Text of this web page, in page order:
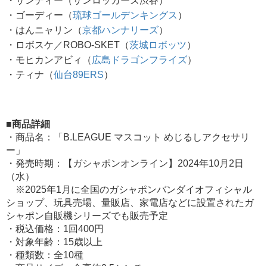
・ゴーディー（琉球ゴールデンキングス ）
・はんニャリン（京都ハンナリーズ）
・ロボスケ／ROBO-SKET（茨城ロボッツ）
・モヒカンアビィ（ 広島ドラゴンフライズ）
・ティナ（仙台89ERS）
■商品詳細
・商品名：「B.LEAGUE マスコット めじるしアクセサリ
ー」
・発売時期：【ガシャポンオンライン】2024年10月2日
（水）
※2025年1月に全国のガシャポンバンダイオフィシャル
ショップ、玩具売場、量販店、家電店などに設置されたガ
シャポン自販機シリーズでも販売予定
・税込価格：1回400円
・対象年齢：15歳以上
・種類数：全10種